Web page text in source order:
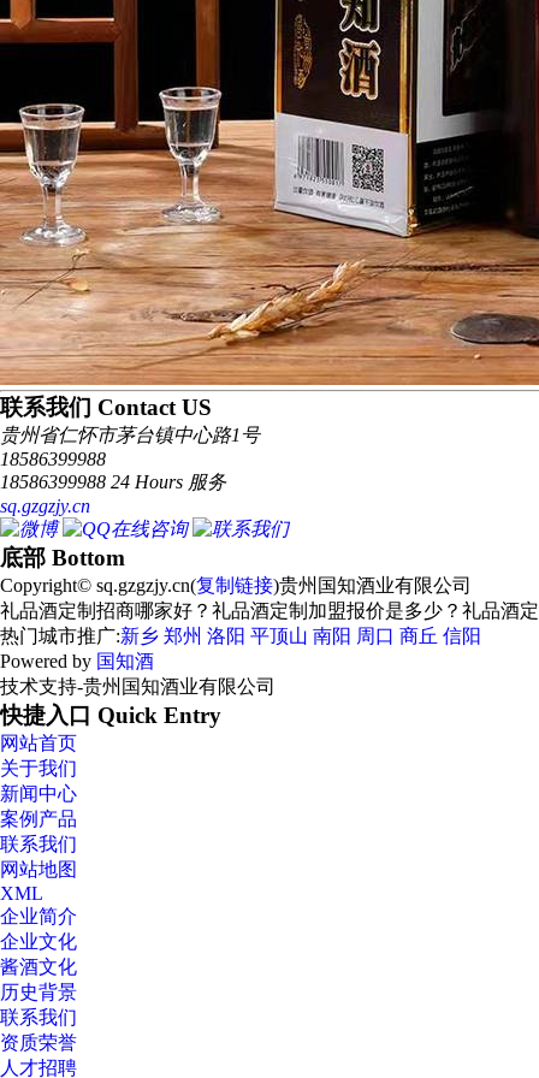
联系我们 Contact US
贵州省仁怀市茅台镇中心路1号
18586399988
18586399988 24 Hours 服务
sq.gzgzjy.cn
底部 Bottom
Copyright© sq.gzgzjy.cn(复制链接)贵州国知酒业有限公司
礼品酒定制招商哪家好？礼品酒定制加盟报价是多少？礼品酒
热门城市推广:新乡 郑州 洛阳 平顶山 南阳 周口 商丘 信阳
Powered by 国知酒
技术支持-贵州国知酒业有限公司
快捷入口 Quick Entry
网站首页
关于我们
新闻中心
案例产品
联系我们
网站地图
XML
企业简介
企业文化
酱酒文化
历史背景
联系我们
资质荣誉
人才招聘